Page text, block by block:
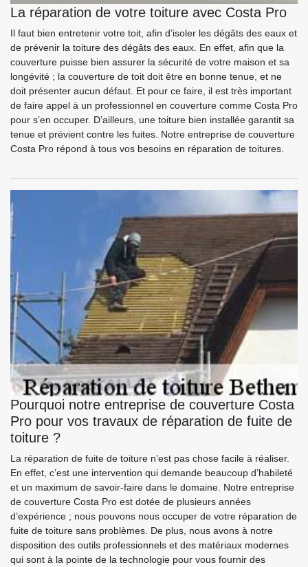
La réparation de votre toiture avec Costa Pro
Il faut bien entretenir votre toit, afin d’isoler les dégâts des eaux et
de prévenir la toiture des dégâts des eaux. En effet, afin que la
couverture puisse bien assurer la sécurité de votre maison et sa
longévité ; la couverture de toit doit être en bonne tenue, et ne
doit présenter aucun défaut. Et pour ce faire, il est très important
de faire appel à un professionnel en couverture comme Costa Pro
pour s’en occuper. D’ailleurs, une toiture bien installée garantit sa
tenue et prévient contre les fuites. Notre entreprise de couverture
Costa Pro répond à tous vos besoins en réparation de toitures.
Pourquoi notre entreprise de couverture Costa
Pro pour vos travaux de réparation de fuite de
toiture ?
La réparation de fuite de toiture n’est pas chose facile à réaliser.
En effet, c’est une intervention qui demande beaucoup d’habileté
et un maximum de savoir-faire dans le domaine. Notre entreprise
de couverture Costa Pro est dotée de plusieurs années
d’expérience ; nous pouvons nous occuper de votre réparation de
fuite de toiture sans problèmes. De plus, nous avons à notre
disposition des outils professionnels et des matériaux modernes
qui sont à la pointe de la technologie pour vous fournir des